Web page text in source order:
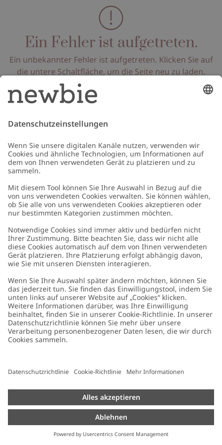
Ein Fehler ist aufgetreten.
Ein unbekannter Fehler ist aufgetreten. Klicken Sie auf
die untere Schaltfläche, um die Seite neu zu laden.
Seite neu laden